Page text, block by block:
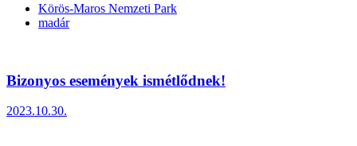
Körös-Maros Nemzeti Park
madár
Bizonyos események ismétlődnek!
2023.10.30.